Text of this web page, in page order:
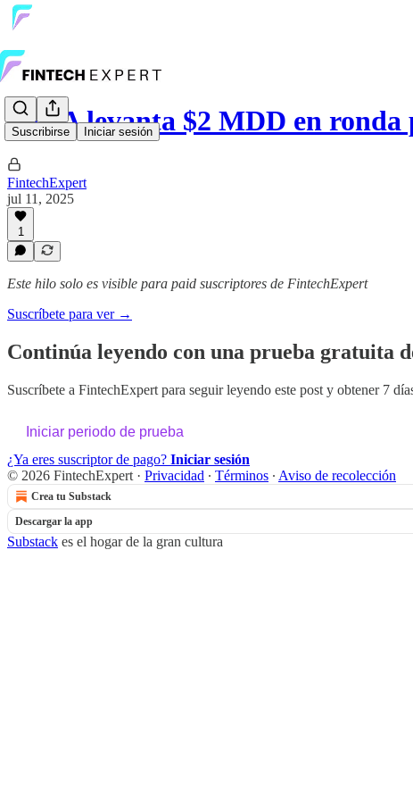
Suscribirse Iniciar sesión
KIRA levanta $2 MDD en ronda
FintechExpert
jul 11, 2025
1
Este hilo solo es visible para paid suscriptores de FintechExpert
Suscríbete para ver →
Continúa leyendo con una prueba gratuita
Suscríbete a FintechExpert para seguir leyendo este post y obtener 7
Iniciar periodo de prueba
¿Ya eres suscriptor de pago? Iniciar sesión
© 2026 FintechExpert · Privacidad ∙ Términos ∙ Aviso de recolección
Crea tu Substack
Descargar la app
Substack es el hogar de la gran cultura